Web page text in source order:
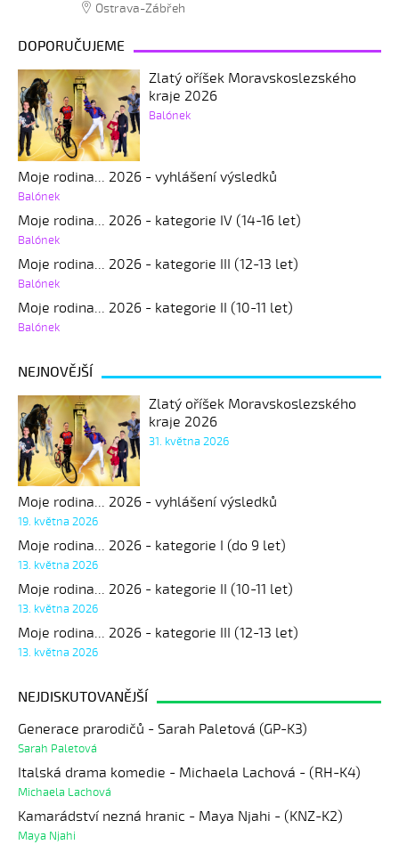
Ostrava-Zábřeh
DOPORUČUJEME
Zlatý oříšek Moravskoslezského
kraje 2026
Balónek
Moje rodina... 2026 - vyhlášení výsledků
Balónek
Moje rodina... 2026 - kategorie IV (14-16 let)
Balónek
Moje rodina... 2026 - kategorie III (12-13 let)
Balónek
Moje rodina... 2026 - kategorie II (10-11 let)
Balónek
NEJNOVĚJŠÍ
Zlatý oříšek Moravskoslezského
kraje 2026
31. května 2026
Moje rodina... 2026 - vyhlášení výsledků
19. května 2026
Moje rodina... 2026 - kategorie I (do 9 let)
13. května 2026
Moje rodina... 2026 - kategorie II (10-11 let)
13. května 2026
Moje rodina... 2026 - kategorie III (12-13 let)
13. května 2026
NEJDISKUTOVANĚJŠÍ
Generace prarodičů - Sarah Paletová (GP-K3)
Sarah Paletová
Italská drama komedie - Michaela Lachová - (RH-K4)
Michaela Lachová
Kamarádství nezná hranic - Maya Njahi - (KNZ-K2)
Maya Njahi